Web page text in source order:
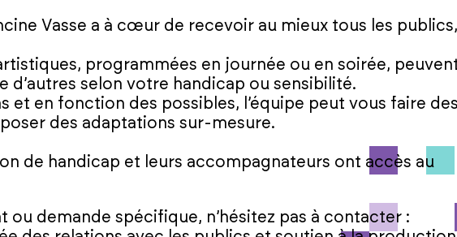
Vasse a à cœur de recevoir au mieux tous les publics,
programmées en journée ou en soirée,
d’autres selon votre handicap ou sensibilité.
et en fonction des possibles, l’équipe peut vous faire
des adaptations sur-mesure.
de handicap et leurs accompagnateurs ont accès au
ou demande spécifique, n’hésitez pas à contacter :